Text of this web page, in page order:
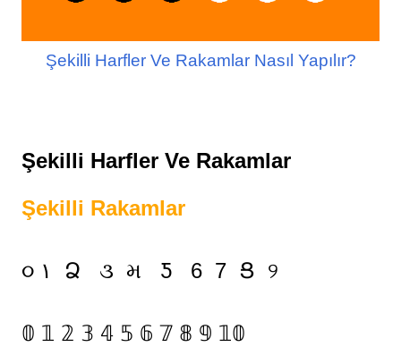
Şekilli Harfler Ve Rakamlar Nasıl Yapılır?
Şekilli Harfler Ve Rakamlar
Şekilli Rakamlar
૦ ١ Ձ ૩ મ Ƽ 6 7 Ց ୨
𝟘 𝟙 𝟚 𝟛 𝟜 𝟝 𝟞 𝟟 𝟠 𝟡 𝟙𝟘